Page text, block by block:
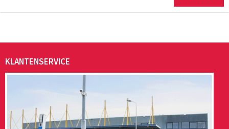
KLANTENSERVICE